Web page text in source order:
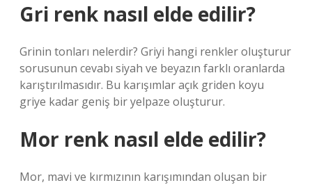
Gri renk nasıl elde edilir?
Grinin tonları nelerdir? Griyi hangi renkler oluşturur
sorusunun cevabı siyah ve beyazın farklı oranlarda
karıştırılmasıdır. Bu karışımlar açık griden koyu
griye kadar geniş bir yelpaze oluşturur.
Mor renk nasıl elde edilir?
Mor, mavi ve kırmızının karışımından oluşan bir